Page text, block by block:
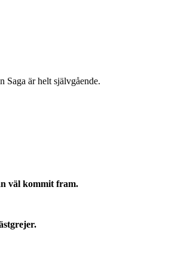
Saga är helt självgående.
väl kommit fram.